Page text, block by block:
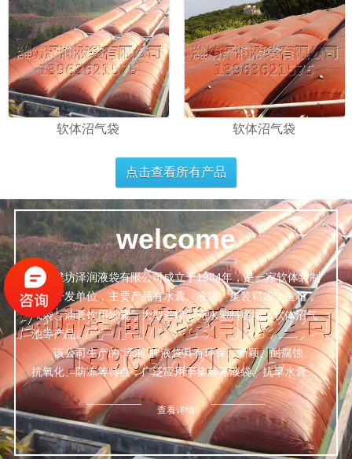
软体沼气袋 软体沼气袋
点击查看所有产品
welcome
潍坊泽润液袋有限公司成立于1984年，是一家软体袋制
造，开发单位，主要产品有水囊、液袋、集装箱袋，鱼箱，
气袋、油囊饮用水囊，大型贮罐，充水塑料堤坝，软体沼气
池等产品。
该公司生产的“泽润”牌液袋具有环保、新颖、耐腐蚀、
抗氧化、防冻等特点，广泛应用于集装箱液袋、抗旱水囊、
鱼箱、桥墩预压等数种液体的包装与运输，经众检验，产品
达标。
公司本着诚信为本、质量优良、服务完善的理念，为世
界五大洲四大洋的新老客户上门量身定做一切适合于该公司
查看详情